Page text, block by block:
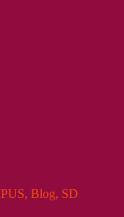
, Blog, SD